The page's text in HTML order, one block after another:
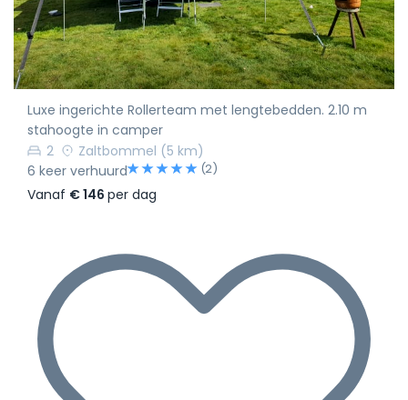
Luxe ingerichte Rollerteam met lengtebedden. 2.10 m
stahoogte in camper
2
Zaltbommel (5 km)
6 keer verhuurd
(2)
Vanaf € 146 per dag